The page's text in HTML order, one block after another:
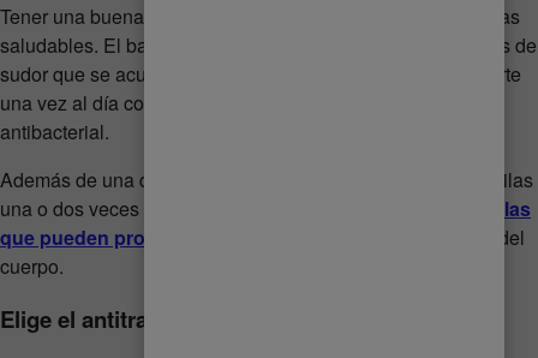
Tener una buena higiene es vital para una piel limpia y axilas
saludables. El baño te ayuda a eliminar la suciedad y restos de
sudor que se acumulan en tu cuerpo, así que procura bañarte
una vez al día con agua tibia y, de preferencia, usa jabón
antibacterial.
Además de una ducha diaria, se recomienda exfoliar las axilas
una o dos veces por semana para deshacernos de
las células
que pueden provocar irritación
y manchas en esta zona del
cuerpo.
Elige el antitranspirante correcto